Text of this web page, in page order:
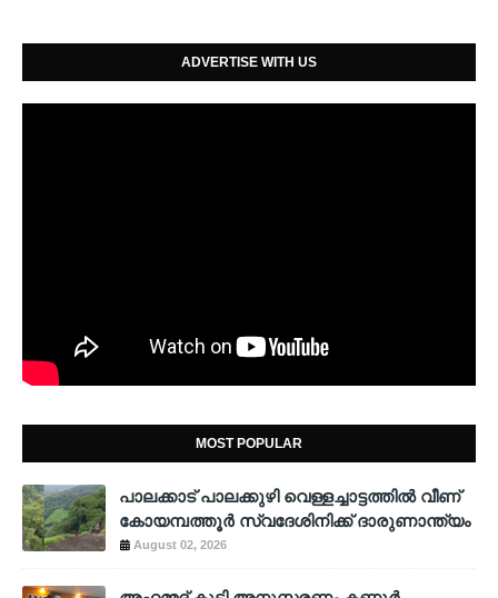
ADVERTISE WITH US
MOST POPULAR
പാലക്കാട് പാലക്കുഴി വെള്ളച്ചാട്ടത്തില്‍ വീണ്
കോയമ്പത്തൂര്‍ സ്വദേശിനിക്ക് ദാരുണാന്ത്യം
August 02, 2026